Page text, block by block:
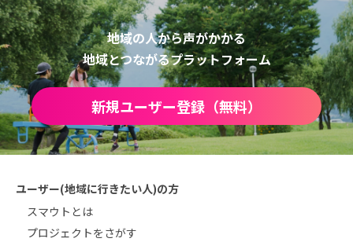
地域の人から声がかかる
地域とつながるプラットフォーム
新規ユーザー登録（無料）
ユーザー(地域に行きたい人)の方
スマウトとは
プロジェクトをさがす